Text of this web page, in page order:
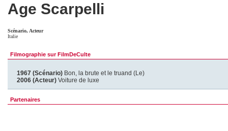
Age Scarpelli
Scénario, Acteur
Italie
Filmographie sur FilmDeCulte
1967 (Scénario) Bon, la brute et le truand (Le)
2006 (Acteur) Voiture de luxe
Partenaires